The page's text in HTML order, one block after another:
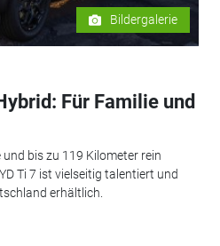
Bildergalerie
Für Familie und
bis zu 119 Kilometer rein
Ti 7 ist vielseitig talentiert und
erhältlich.